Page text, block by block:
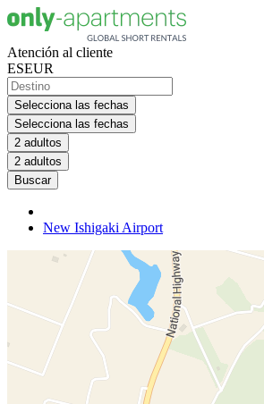
Atención al cliente
ESEUR
Selecciona las fechas
Selecciona las fechas
2 adultos
2 adultos
Buscar
New Ishigaki Airport